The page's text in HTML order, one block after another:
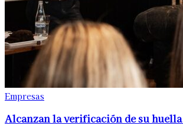
Empresas
Alcanzan la verificación de su